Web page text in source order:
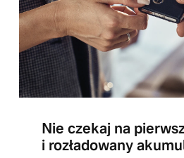
Nie czekaj na
i rozładowany